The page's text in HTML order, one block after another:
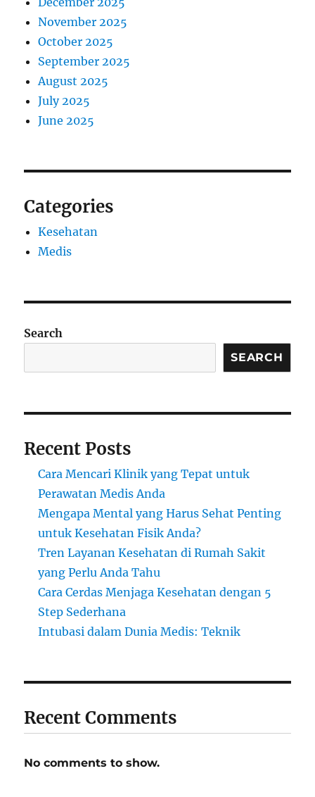
November 2025
October 2025
September 2025
August 2025
July 2025
June 2025
Categories
Kesehatan
Medis
Search
SEARCH
Recent Posts
Cara Mencari Klinik yang Tepat untuk
Perawatan Medis Anda
Mengapa Mental yang Harus Sehat Penting
untuk Kesehatan Fisik Anda?
Tren Layanan Kesehatan di Rumah Sakit
yang Perlu Anda Tahu
Cara Cerdas Menjaga Kesehatan dengan 5
Step Sederhana
Intubasi dalam Dunia Medis: Teknik
Recent Comments
No comments to show.